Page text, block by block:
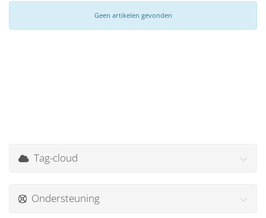
Geen artikelen gevonden
Tag-cloud
Ondersteuning